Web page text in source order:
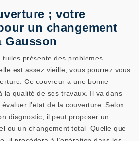
; votre
un changement
Gausson
tuiles présente des problèmes
est assez vieille, vous pourrez vous
Ce couvreur a une bonne
la qualité de ses travaux. Il va dans
l’état de la couverture. Selon
diagnostic, il peut proposer un
ou un changement total. Quelle que